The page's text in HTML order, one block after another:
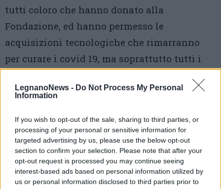
LegnanoNews - Do Not Process My Personal
Information
If you wish to opt-out of the sale, sharing to third parties, or
processing of your personal or sensitive information for
targeted advertising by us, please use the below opt-out
section to confirm your selection. Please note that after your
opt-out request is processed you may continue seeing
interest-based ads based on personal information utilized by
us or personal information disclosed to third parties prior to
tutti coloro che hanno donato alla
Fondazione, ed hanno permesso le
acquisizioni tecnologiche che rimarranno
per curare i covid 19, ma soprattutto tutti i
gli anziani e polipatologici che stanno di
Permettetemi di ringraziare medici ed
infermieri – la sua conclusione -, che si
impegnano tutti i giorni ad apprendere
nuove tecnologie molto utili per i malati,